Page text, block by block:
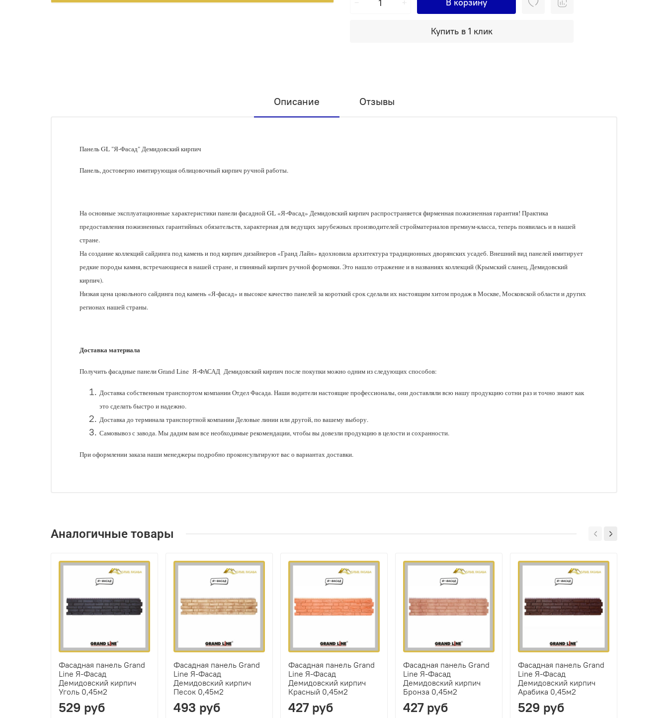
В корзину
Купить в 1 клик
Описание Отзывы
Панель GL "Я-Фасад" Демидовский кирпич
Панель, достоверно имитирующая облицовочный кирпич ручной работы.
На основные эксплуатационные характеристики панели фасадной GL «Я-Фасад» Демидовский кирпич распространяется фирменная пожизненная гарантия! Практика
предоставления пожизненных гарантийных обязательств, характерная для ведущих зарубежных производителей стройматериалов премиум-класса, теперь появилась и в нашей
стране.
На создание коллекций сайдинга под камень и под кирпич дизайнеров «Гранд Лайн» вдохновила архитектура традиционных дворянских усадеб. Внешний вид панелей имитирует
редкие породы камня, встречающиеся в нашей стране, и глиняный кирпич ручной формовки. Это нашло отражение и в названиях коллекций (Крымский сланец, Демидовский
кирпич).
Низкая цена цокольного сайдинга под камень «Я-фасад» и высокое качество панелей за короткий срок сделали их настоящим хитом продаж в Москве, Московской области и других
регионах нашей страны.
Доставка материала
Получить фасадные панели Grand Line Я-ФАСАД Демидовский кирпич после покупки можно одним из следующих способов:
Доставка собственным транспортом компании Отдел Фасада. Наши водители настоящие профессионалы, они доставляли всю нашу продукцию сотни раз и точно знают как
это сделать быстро и надежно.
Доставка до терминала транспортной компании Деловые линии или другой, по вашему выбору.
Самовывоз с завода. Мы дадим вам все необходимые рекомендации, чтобы вы довезли продукцию в целости и сохранности.
При оформлении заказа наши менеджеры подробно проконсультируют вас о вариантах доставки.
Аналогичные товары
Фасадная панель Grand
Line Я-Фасад
Демидовский кирпич
Уголь 0,45м2
529 руб
Фасадная панель Grand
Line Я-Фасад
Демидовский кирпич
Песок 0,45м2
493 руб
Фасадная панель Grand
Line Я-Фасад
Демидовский кирпич
Красный 0,45м2
427 руб
Фасадная панель Grand
Line Я-Фасад
Демидовский кирпич
Бронза 0,45м2
427 руб
Фасадная панель Grand
Line Я-Фасад
Демидовский кирпич
Арабика 0,45м2
529 руб